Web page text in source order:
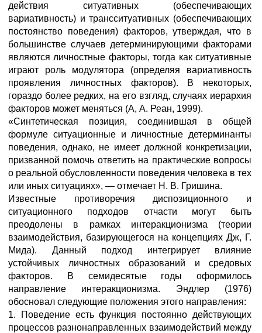
действия ситуативных (обеспечивающих
вариативность) и трансситуативных (обеспечивающих
постоянство поведения) факторов, утверждая, что в
большинстве случаев детерминирующими факторами
являются личностные факторы, тогда как ситуативные
играют роль модулятора (определяя вариативность
проявления личностных факторов). В некоторых,
гораздо более редких, на его взгляд, случаях иерархия
факторов может меняться (А, А. Реан, 1999).
«Синтетическая позиция, соединившая в общей
формуле ситуационные и личностные детерминанты
поведения, однако, не имеет должной конкретизации,
призванной помочь ответить на практические вопросы
о реальной обусловленности поведения человека в тех
или иных ситуациях», — отмечает Н. В. Гришина.
Известные противоречия диспозиционного и
ситуационного подходов отчасти могут быть
преодолены в рамках интеракционизма (теории
взаимодействия, базирующегося на концепциях Дж, Г.
Мида). Данный подход интегрирует влияние
устойчивых личностных образований и средовых
факторов. В семидесятые годы оформилось
направление интеракционизма. Эндлер (1976)
обосновал следующие положения этого направления:
1. Поведение есть функция постоянно действующих
процессов разнонаправленных взаимодействий между